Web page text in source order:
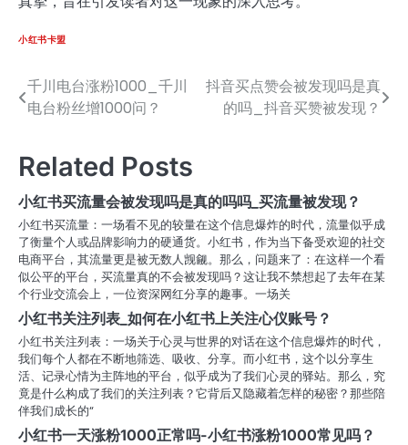
小红书卡盟
文
章
导
航
千川电台涨粉1000_千川
电台粉丝增1000问？
抖音买点赞会被发现吗是真
的吗_抖音买赞被发现？
Related Posts
小红书买流量会被发现吗是真的吗吗_买流量被发现？
小红书买流量：一场看不见的较量在这个信息爆炸的时代，流量似乎成
了衡量个人或品牌影响力的硬通货。小红书，作为当下备受欢迎的社交
电商平台，其流量更是被无数人觊觎。那么，问题来了：在这样一个看
似公平的平台，买流量真的不会被发现吗？这让我不禁想起了去年在某
个行业交流会上，一位资深网红分享的趣事。一场关
小红书关注列表_如何在小红书上关注心仪账号？
小红书关注列表：一场关于心灵与世界的对话在这个信息爆炸的时代，
我们每个人都在不断地筛选、吸收、分享。而小红书，这个以分享生
活、记录心情为主阵地的平台，似乎成为了我们心灵的驿站。那么，究
竟是什么构成了我们的关注列表？它背后又隐藏着怎样的秘密？那些陪
伴我们成长的“
小红书一天涨粉1000正常吗-小红书涨粉1000常见吗？